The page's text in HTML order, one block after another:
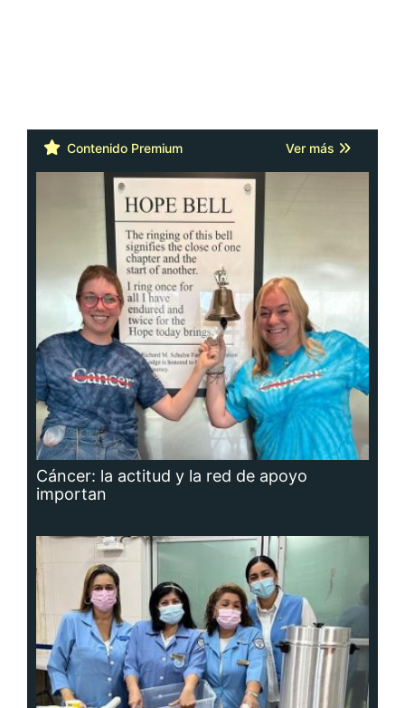
Contenido Premium Ver más
Cáncer: la actitud y la red de apoyo
importan